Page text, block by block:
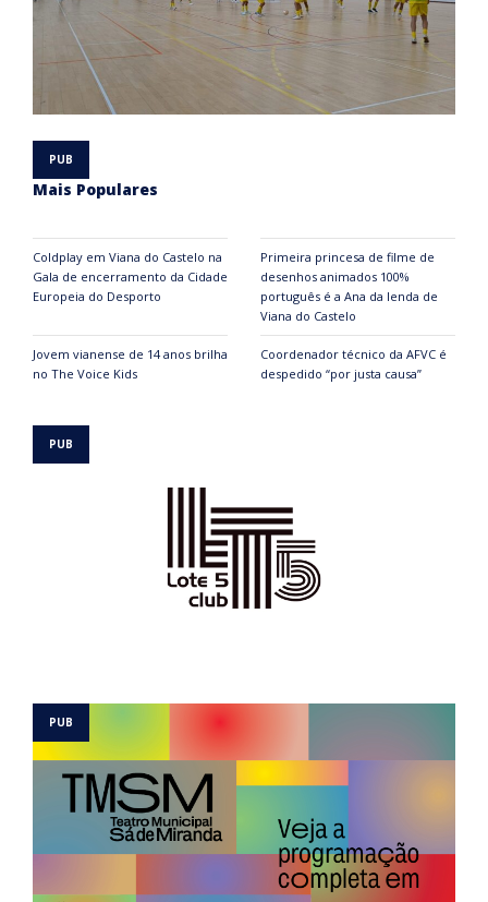
Mais Populares
Coldplay em Viana do Castelo na
Gala de encerramento da Cidade
Europeia do Desporto
Primeira princesa de filme de
desenhos animados 100%
português é a Ana da lenda de
Viana do Castelo
Jovem vianense de 14 anos brilha
no The Voice Kids
Coordenador técnico da AFVC é
despedido “por justa causa”